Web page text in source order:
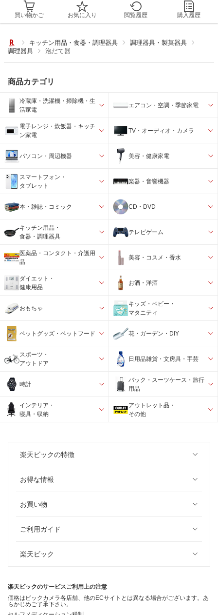
買い物かご お気に入り 閲覧履歴 購入履歴
キッチン用品・食器・調理器具
調理器具・製菓器具
調理器具
泡だて器
商品カテゴリ
冷蔵庫・洗濯機・掃除機・生
活家電
エアコン・空調・季節家電
電子レンジ・炊飯器・キッチ
ン家電
TV・オーディオ・カメラ
パソコン・周辺機器 美容・健康家電
スマートフォン・
タブレット
楽器・音響機器
本・雑誌・コミック CD・DVD
キッチン用品・
食器・調理器具
テレビゲーム
医薬品・コンタクト・介護用
品
美容・コスメ・香水
ダイエット・
健康用品
お酒・洋酒
おもちゃ
キッズ・ベビー・
マタニティ
ペットグッズ・ペットフード 花・ガーデン・DIY
スポーツ・
アウトドア
日用品雑貨・文房具・手芸
時計
バック・スーツケース・旅行
用品
インテリア・
寝具・収納
アウトレット品・
その他
楽天ビックの特徴
お得な情報
お買い物
ご利用ガイド
楽天ビック
楽天ビックのサービスご利用上の注意
価格はビックカメラ各店舗、他のECサイトとは異なる場合がございます。あ
らかじめご了承下さい。